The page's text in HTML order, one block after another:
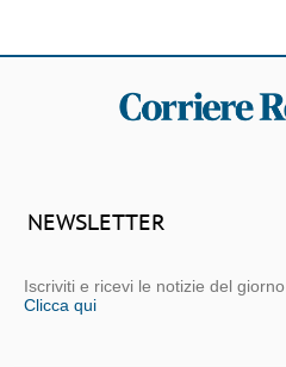
NEWSLETTER
Iscriviti e ricevi le notizie del
Clicca qui